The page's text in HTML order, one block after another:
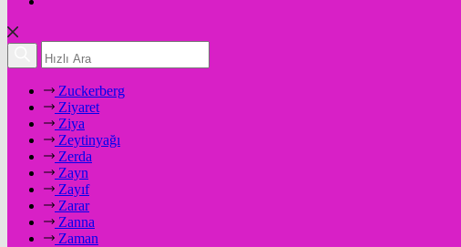
Zuckerberg
Ziyaret
Ziya
Zeytinyağı
Zerda
Zayn
Zayıf
Zarar
Zanna
Zaman